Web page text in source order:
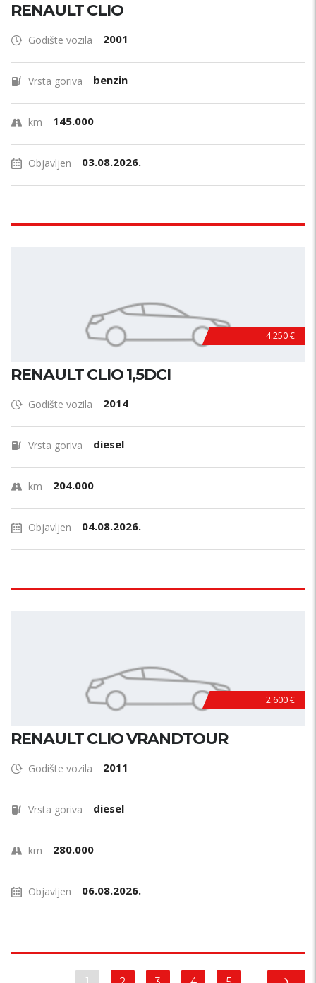
RENAULT CLIO
Godište vozila 2001
Vrsta goriva benzin
km 145.000
Objavljen 03.08.2026.
4.250 €
RENAULT CLIO 1,5DCI
Godište vozila 2014
Vrsta goriva diesel
km 204.000
Objavljen 04.08.2026.
2.600 €
RENAULT CLIO VRANDTOUR
Godište vozila 2011
Vrsta goriva diesel
km 280.000
Objavljen 06.08.2026.